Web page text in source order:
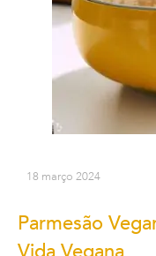
18 março 2024
Parmesão